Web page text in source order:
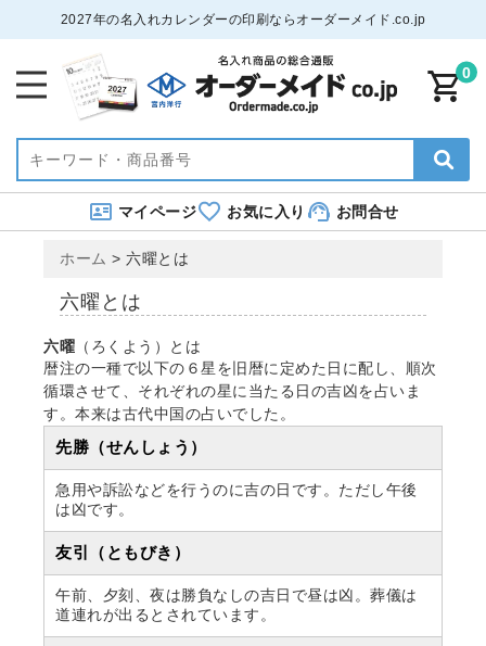
2027年の名入れカレンダーの印刷ならオーダーメイド.co.jp
0
マイページ お気に入り お問合せ
ホーム > 六曜とは
六曜とは
六曜 （ろくよう）とは
暦注の一種で以下の６星を旧暦に定めた日に配し、順次
循環させて、それぞれの星に当たる日の吉凶を占いま
す。本来は古代中国の占いでした。
先勝（せんしょう）
急用や訴訟などを行うのに吉の日です。ただし午後
は凶です。
友引（ともびき）
午前、夕刻、夜は勝負なしの吉日で昼は凶。葬儀は
道連れが出るとされています。